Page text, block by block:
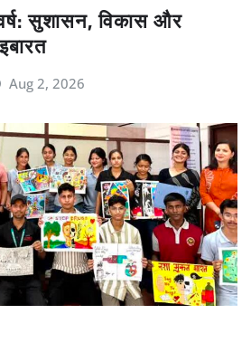
सुशासन, विकास और
Aug 2, 2026